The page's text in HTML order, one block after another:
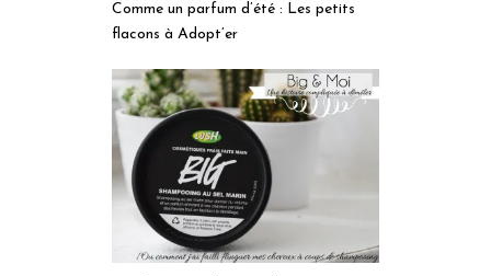
Comme un parfum d’été : Les petits
flacons à Adopt’er